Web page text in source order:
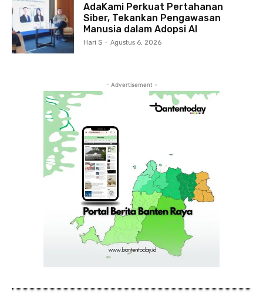
AdaKami Perkuat Pertahanan
Siber, Tekankan Pengawasan
Manusia dalam Adopsi AI
Hari S - Agustus 6, 2026
- Advertisement -